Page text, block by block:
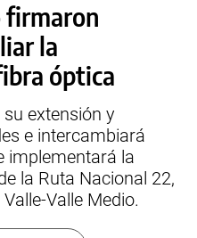
firmaron
la
óptica
extensión y
e intercambiará
implementará la
la Ruta Nacional 22,
Valle Medio.